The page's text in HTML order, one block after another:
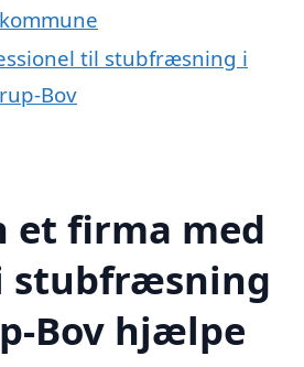
til stubfræsning i
Bov
et firma med
stubfræsning
Bov hjælpe